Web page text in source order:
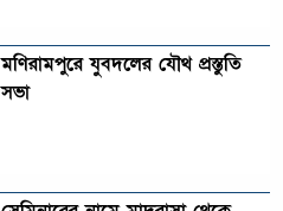
মণিরামপুরে যুবদলের যৌথ প্রস্তুতি
সভা